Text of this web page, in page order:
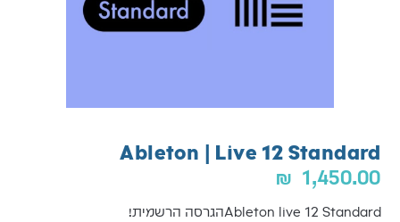
Ableton | Live 12 Standard
₪ 1,450.00
Ableton live 12 Standardהגרסה הרשמית!